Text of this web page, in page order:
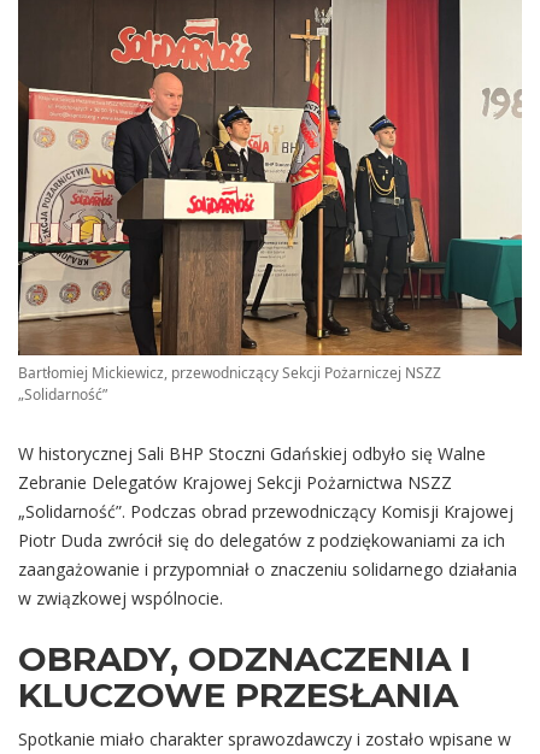
Bartłomiej Mickiewicz, przewodniczący Sekcji Pożarniczej NSZZ
„Solidarność”
W historycznej Sali BHP Stoczni Gdańskiej odbyło się Walne
Zebranie Delegatów Krajowej Sekcji Pożarnictwa NSZZ
„Solidarność”. Podczas obrad przewodniczący Komisji Krajowej
Piotr Duda zwrócił się do delegatów z podziękowaniami za ich
zaangażowanie i przypomniał o znaczeniu solidarnego działania
w związkowej wspólnocie.
OBRADY, ODZNACZENIA I
KLUCZOWE PRZESŁANIA
Spotkanie miało charakter sprawozdawczy i zostało wpisane w